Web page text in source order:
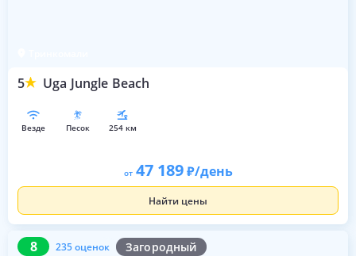
5 Uga Jungle Beach
везде песок 254 км
от 47 189 /день
Найти цены
8 235 оценок Загородный
8 235 оценок